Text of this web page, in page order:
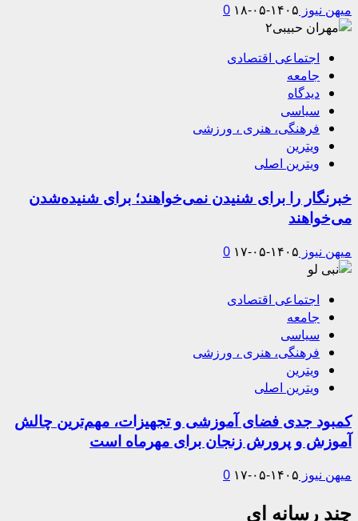
میهن نیوز ۱۴۰۵-۰۵-۱۸ 0
اجتماعی اقتصادی
جامعه
دیدگاه
سیاسی
فرهنگی، هنری ، ورزشی
ویترین
ویترین اصلی
خبرنگار را برای شنیدن نمی‌خواهند؛ برای شنیده‌شدن
می‌خواهند
میهن نیوز ۱۴۰۵-۰۵-۱۷ 0
اجتماعی اقتصادی
جامعه
سیاسی
فرهنگی، هنری ، ورزشی
ویترین
ویترین اصلی
کمبود جدی فضای آموزشی و تجهیزات، مهم‌ترین چالش
آموزش و پرورش زنجان برای مهرماه است
میهن نیوز ۱۴۰۵-۰۵-۱۷ 0
چند رسانه ای